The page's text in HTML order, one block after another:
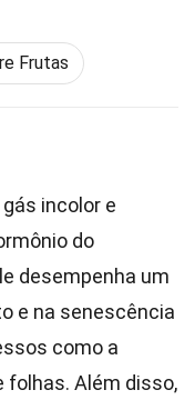
Frutas
incolor e
do
desempenha um
e na senescência
como a
folhas. Além disso,